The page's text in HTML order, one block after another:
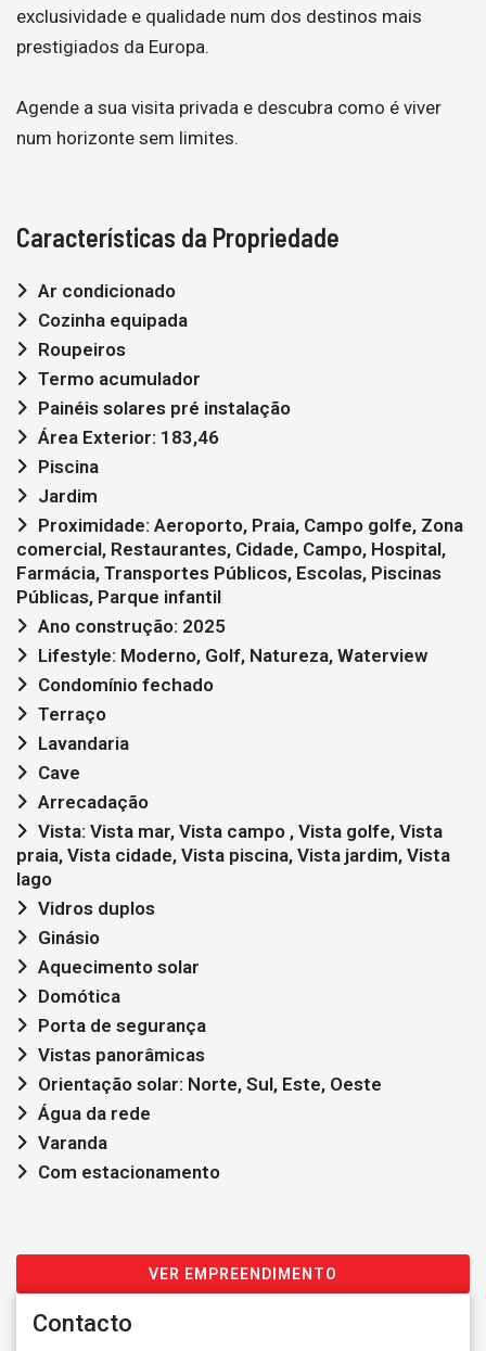
exclusividade e qualidade num dos destinos mais
prestigiados da Europa.
Agende a sua visita privada e descubra como é viver
num horizonte sem limites.
Características da Propriedade
Ar condicionado
Cozinha equipada
Roupeiros
Termo acumulador
Painéis solares pré instalação
Área Exterior: 183,46
Piscina
Jardim
comercial, Restaurantes, Cidade, Campo, Hospital,
Farmácia, Transportes Públicos, Escolas, Piscinas
Públicas, Parque infantil
Ano construção: 2025
Lifestyle: Moderno, Golf, Natureza, Waterview
Condomínio fechado
Terraço
Lavandaria
Cave
Arrecadação
praia, Vista cidade, Vista piscina, Vista jardim, Vista
lago
Vidros duplos
Ginásio
Aquecimento solar
Domótica
Porta de segurança
Vistas panorâmicas
Orientação solar: Norte, Sul, Este, Oeste
Água da rede
Varanda
Com estacionamento
VER EMPREENDIMENTO
Contacto